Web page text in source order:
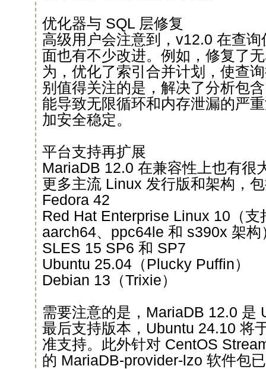
优化器与 SQL 层修复
高级用户会注意到，v12.0 在查
面也有不少改进。例如，修复了
为，优化了索引合并计划，使查
别值得关注的是，解决了分析包
能导致无限循环和内存泄漏的严
加安全稳定。
平台支持再扩展
MariaDB 12.0 在兼容性上也有很
更多主流 Linux 发行版和架构，
Fedora 42
Red Hat Enterprise Linux 10（支
aarch64、ppc64le 和 s390x 架构
SLES 15 SP6 和 SP7
Ubuntu 25.04（Plucky Puffin）
Debian 13（Trixie）
需要注意的是，MariaDB 12.0 是
最后支持版本，Ubuntu 24.10 将
准支持。此外针对 CentOS
的 MariaDB-provider-lzo 软件包